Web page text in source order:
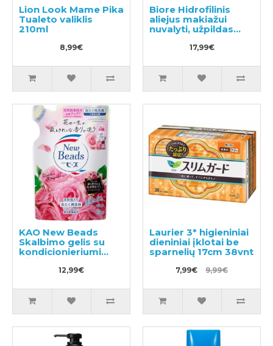
Lion Look Mame Pika
Tualeto valiklis
210ml
8,99€
Biore Hidrofilinis
aliejus makiažui
nuvalyti, užpildas
17,99€
KAO New Beads
Skalbimo gelis su
kondicionieriumi
užpildas 650g
12,99€
Laurier 3* higieniniai
dieniniai įklotai be
sparnelių 17cm 38vnt
7,99€ 9,99€